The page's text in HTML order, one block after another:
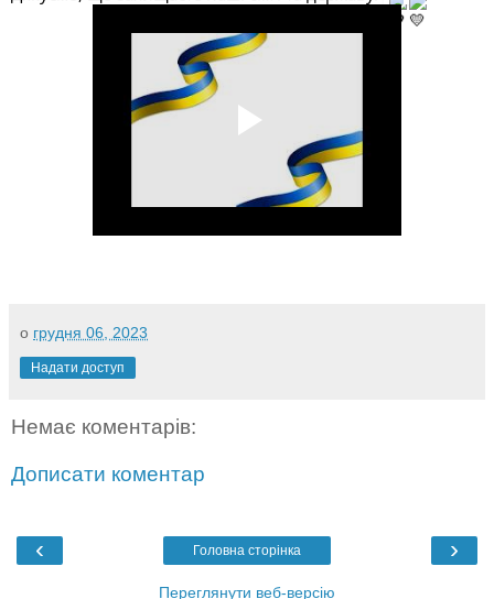
о грудня 06, 2023
Надати доступ
Немає коментарів:
Дописати коментар
‹ ›
Головна сторінка
Переглянути веб-версію